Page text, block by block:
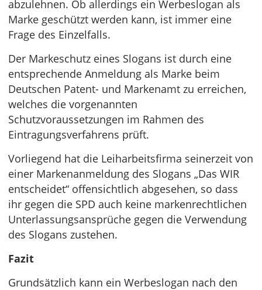
abzulehnen. Ob allerdings ein Werbeslogan als
Marke geschützt werden kann, ist immer eine
Frage des Einzelfalls.
Der Markeschutz eines Slogans ist durch eine
entsprechende Anmeldung als Marke beim
Deutschen Patent- und Markenamt zu erreichen,
welches die vorgenannten
Schutzvoraussetzungen im Rahmen des
Eintragungsverfahrens prüft.
Vorliegend hat die Leiharbeitsfirma seinerzeit von
einer Markenanmeldung des Slogans „Das WIR
entscheidet“ offensichtlich abgesehen, so dass
ihr gegen die SPD auch keine markenrechtlichen
Unterlassungsansprüche gegen die Verwendung
des Slogans zustehen.
Fazit
Grundsätzlich kann ein Werbeslogan nach den